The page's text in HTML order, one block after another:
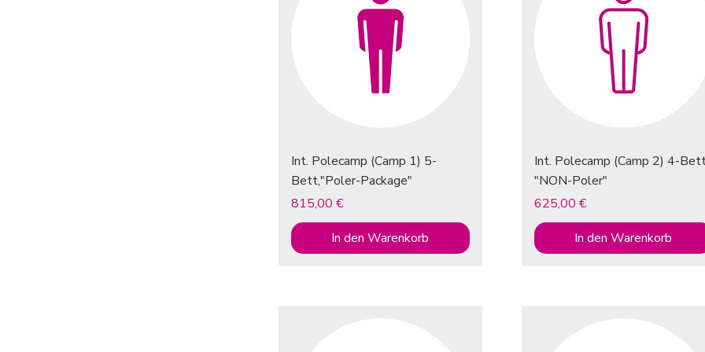
Int. Polecamp (Camp 1) 5-
Bett,"Poler-Package"
Preis
815,00 €
In den Warenkorb
Int. Polecamp (Camp 2) 4-
"NON-Poler"
Preis
625,00 €
In den Warenkorb